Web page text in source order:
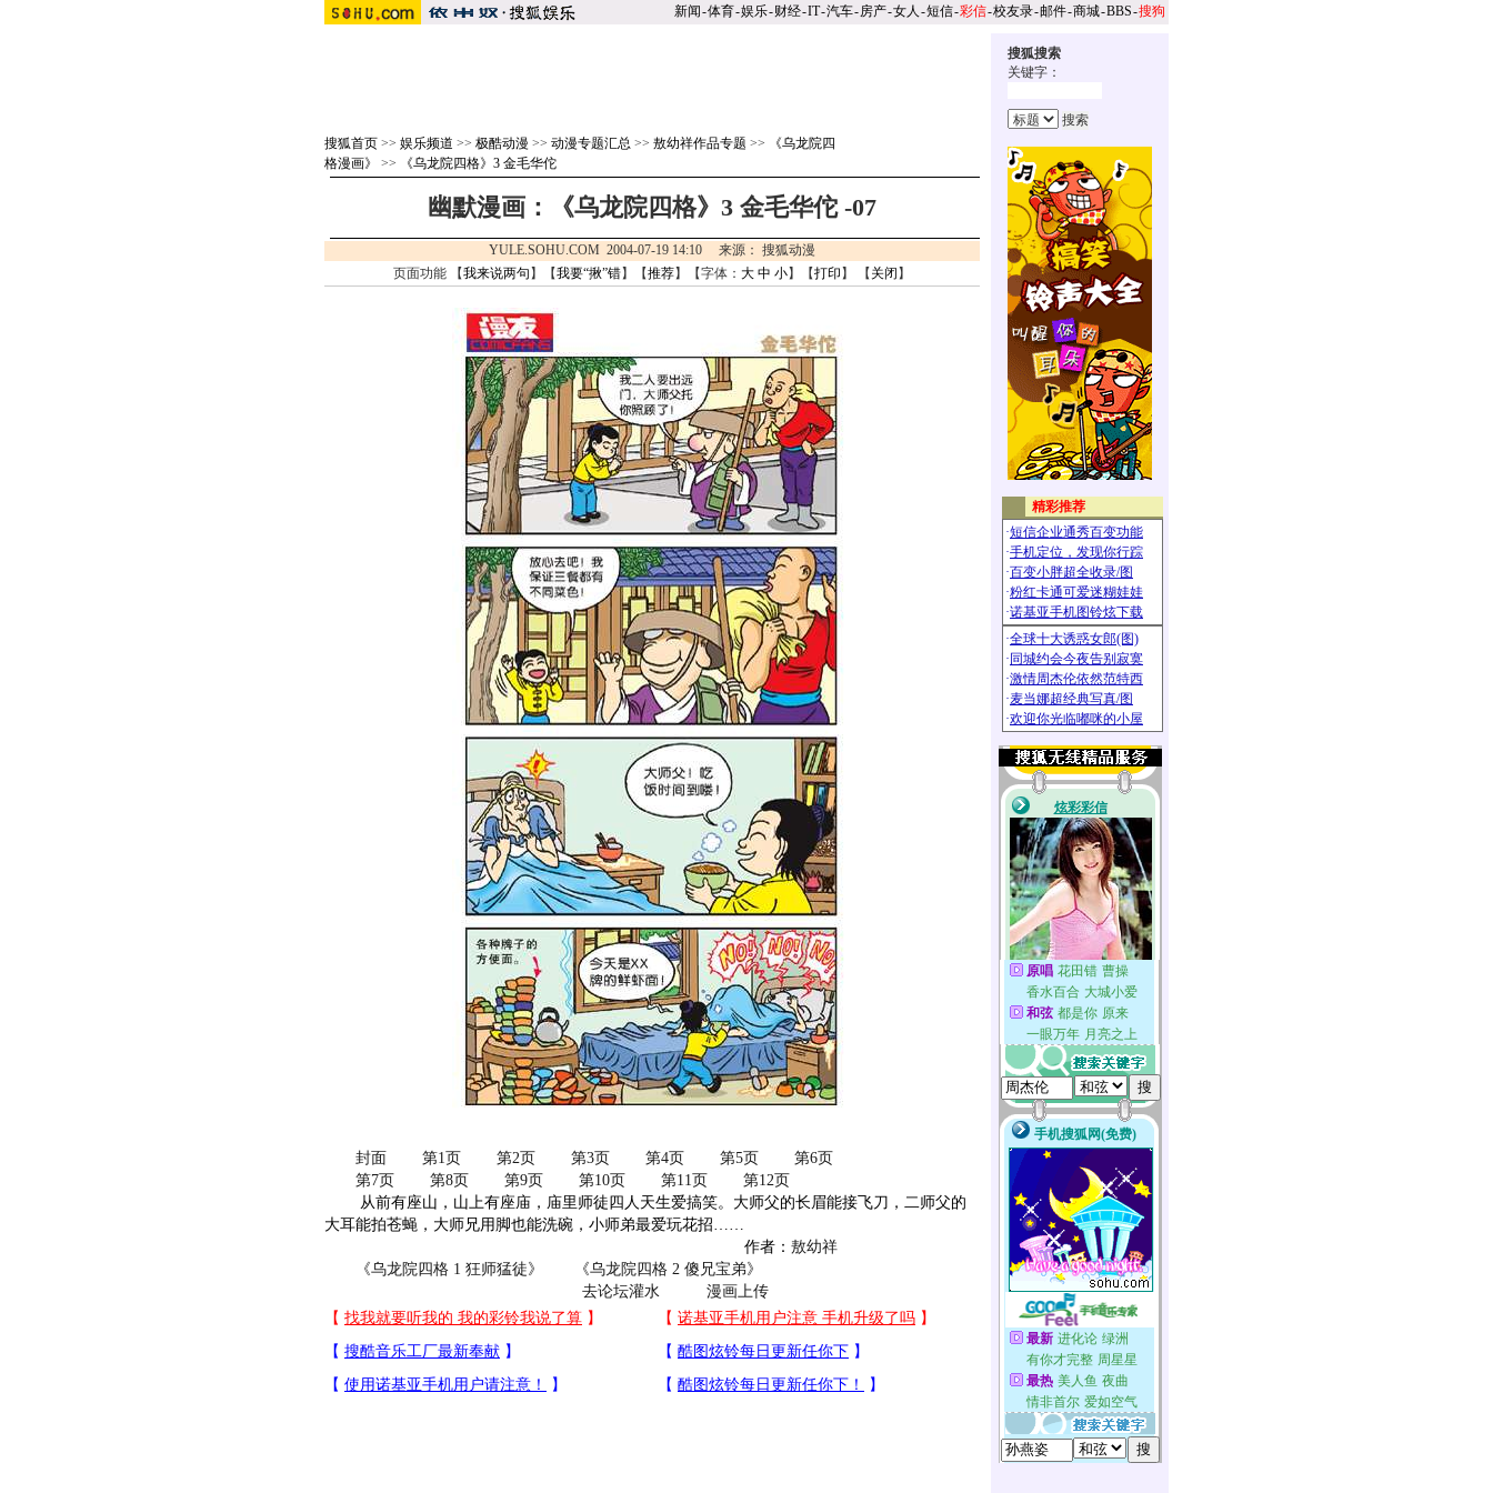
新闻-体育-娱乐-财经-IT-汽车-房产-女人 -短信-彩信-校友录-邮件-商城-BBS-搜狗
搜狐首页 >> 娱乐频道 >> 极酷动漫 >> 动漫专题汇总 >> 敖幼祥作品专题 >>
《乌龙院四
格漫画》
>> 《乌龙院四格》3 金毛华佗
幽默漫画：《乌龙院四格》3 金毛华佗 -07
YULE.SOHU.COM 2004-07-19 14:10 来源： 搜狐动漫
页面功能 【我来说两句 】【我要“揪”错】【推荐】【字体： 大 中 小】【打印 】 【 关闭 】
封面 第1页 第2页 第3页 第4页 第5页
第6页
第7页
第8页 第9页 第10页 第11页
第12页
从前有座山，山上有座庙，庙里师徒四人天生爱搞笑。大师父的长眉能接飞刀，二师父的
大耳能拍苍蝇，大师兄用脚也能洗碗，小师弟最爱玩花招……
作者： 敖幼祥
《乌龙院四格 1 狂师猛徒》
《乌龙院四格 2 傻兄宝弟》
去论坛灌水
漫画上传
搜狐搜索
关键字：